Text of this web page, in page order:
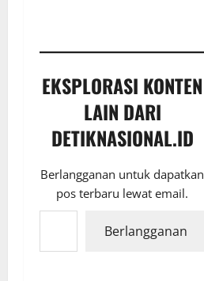
EKSPLORASI KONTEN
LAIN DARI
DETIKNASIONAL.ID
Berlangganan untuk dapatkan
pos terbaru lewat email.
Ketikkan email Anda...
Berlangganan